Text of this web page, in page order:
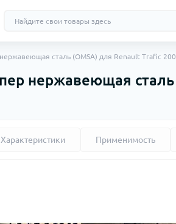
сталь (OMSA) для Renault Trafic
нержавеющая сталь
Характеристики Применимость